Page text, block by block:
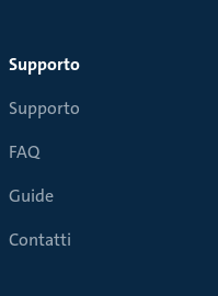
Supporto
Supporto
FAQ
Guide
Contatti